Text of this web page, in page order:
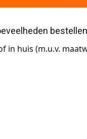
in huis (m.u.v.